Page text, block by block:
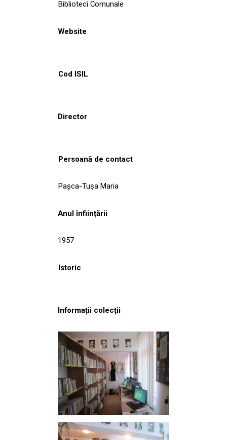
Biblioteci Comunale
Website
Cod ISIL
Director
Persoană de contact
Pașca-Tușa Maria
Anul înființării
1957
Istoric
Informații colecții